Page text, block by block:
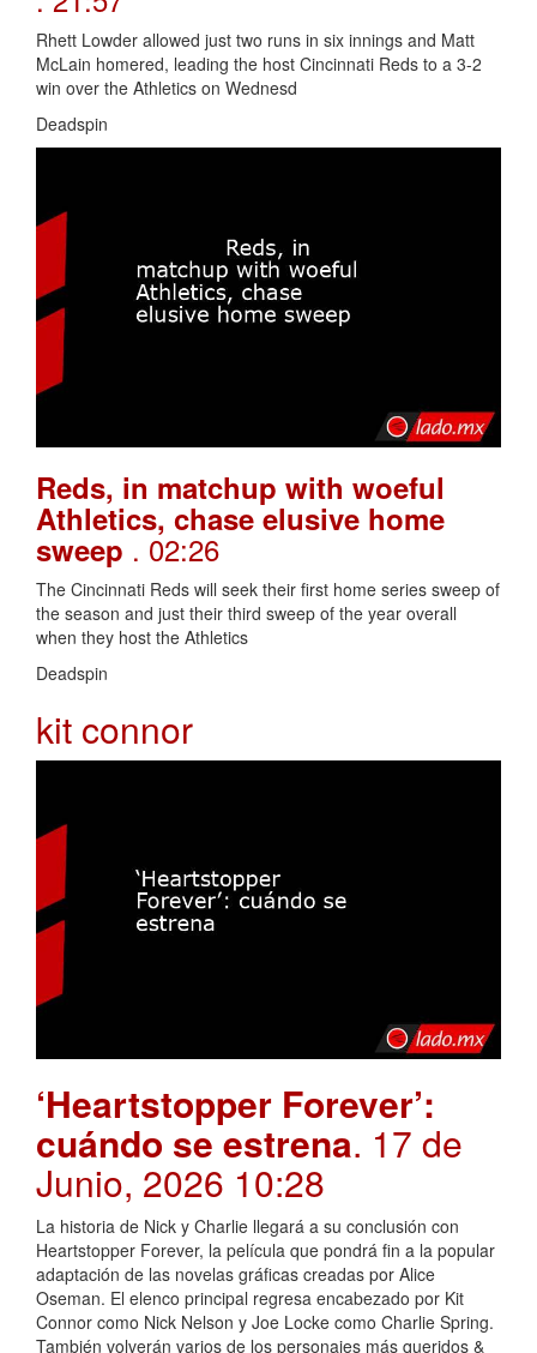
Rhett Lowder allowed just two runs in six innings and Matt
McLain homered, leading the host Cincinnati Reds to a 3-2
win over the Athletics on Wednesd
Deadspin
Reds, in matchup with woeful
Athletics, chase elusive home
sweep . 02:26
The Cincinnati Reds will seek their first home series sweep of
the season and just their third sweep of the year overall
when they host the Athletics
Deadspin
kit connor
‘Heartstopper Forever’:
cuándo se estrena. 17 de
Junio, 2026 10:28
La historia de Nick y Charlie llegará a su conclusión con
Heartstopper Forever, la película que pondrá fin a la popular
adaptación de las novelas gráficas creadas por Alice
Oseman. El elenco principal regresa encabezado por Kit
Connor como Nick Nelson y Joe Locke como Charlie Spring.
También volverán varios de los personajes más queridos &